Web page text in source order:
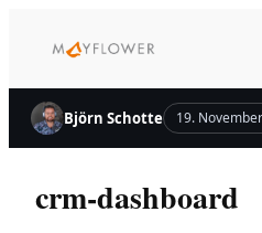
Inhalt
Björn Schotte 19.
crm-dashboard